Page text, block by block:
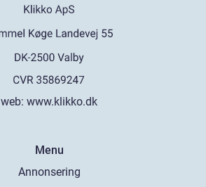
web: www.klikko.dk
Menu
Annonsering